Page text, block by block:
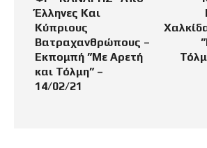
Έλληνες Και
Κύπριους
Βατραχανθρώπους –
Εκπομπή ”Με Αρετή
και Τόλμη” –
14/02/21